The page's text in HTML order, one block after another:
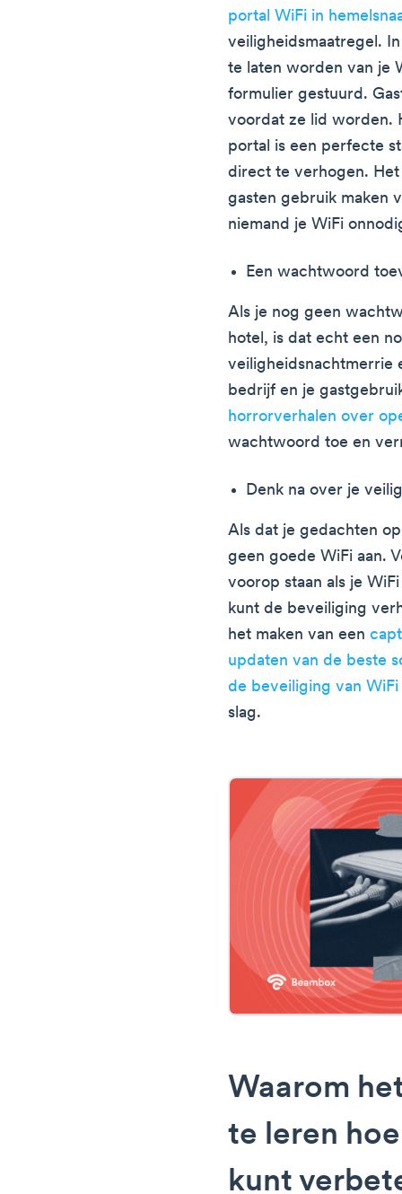
portal WiFi in
veiligheidsmaatregel.
te laten worden van je
formulier gestuurd.
voordat ze lid worden.
portal is een perfecte
direct te verhogen.
gasten gebruik maken
niemand je WiFi
Een wachtwoord
Als je nog geen
hotel, is dat echt een
veiligheidsnachtmerrie
bedrijf en je
horrorverhalen over
wachtwoord toe en
Denk na over je
Als dat je gedachten
geen goede WiFi aan.
voorop staan als je
kunt de beveiliging
het maken van een
updaten van de beste
de beveiliging van
slag.
Waarom
te leren
kunt